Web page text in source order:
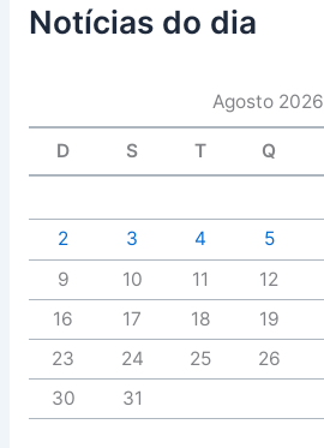
Notícias do dia
Agosto 2026
D S T Q
2
3 4 5
9
10 11 12
16
17 18 19
23
24 25 26
30
31